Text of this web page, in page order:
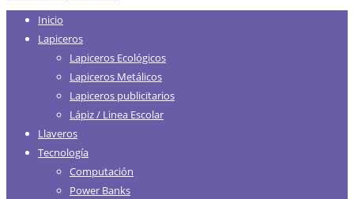
Inicio
Lapiceros
Lapiceros Ecológicos
Lapiceros Metálicos
Lapiceros publicitarios
Lápiz / Linea Escolar
Llaveros
Tecnología
Computación
Power Banks